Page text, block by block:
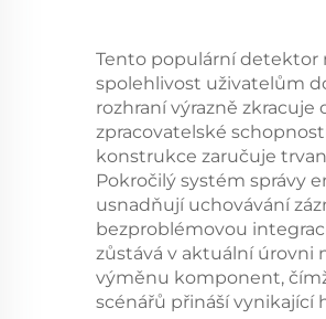
signálu s
dosahem pro
Tento populární detektor
spolehlivost uživatelům
rozhraní výrazně
zpracovatelské
konstrukce zaručuje
Pokročilý systém správy
usnadňují uchovávání
bezproblémovou
zůstává v aktuální úrovni
výměnu komponent,
scénářů přináší vynikající